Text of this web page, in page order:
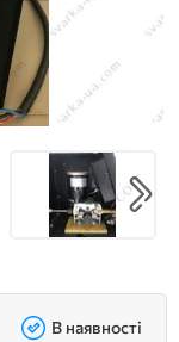
В наявності